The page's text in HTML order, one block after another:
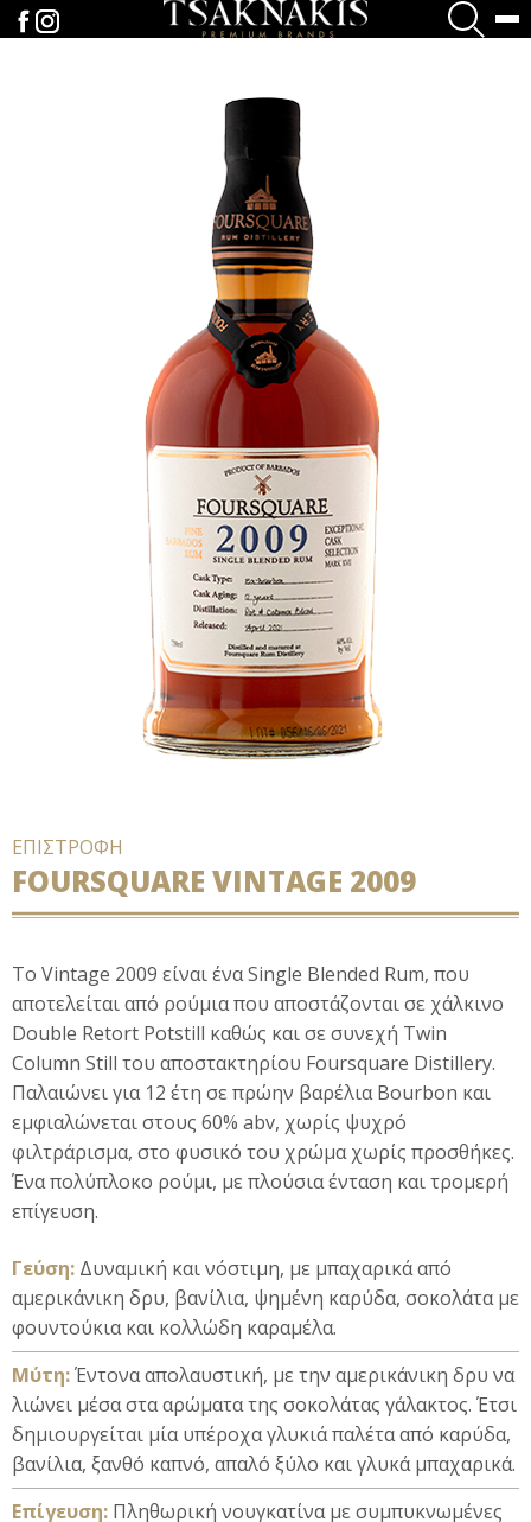
ΕΠΙΣΤΡΟΦΗ
FOURSQUARE VINTAGE 2009
Tο Vintage 2009 είναι ένα Single Blended Rum, που
αποτελείται από ρούμια που αποστάζονται σε χάλκινο
Double Retort Potstill καθώς και σε συνεχή Twin
Column Still του αποστακτηρίου Foursquare Distillery.
Παλαιώνει για 12 έτη σε πρώην βαρέλια Bourbon και
εμφιαλώνεται στους 60% abv, χωρίς ψυχρό
φιλτράρισμα, στο φυσικό του χρώμα χωρίς προσθήκες.
Ένα πολύπλοκο ρούμι, με πλούσια ένταση και τρομερή
επίγευση.
Γεύση: Δυναμική και νόστιμη, με μπαχαρικά από
αμερικάνικη δρυ, βανίλια, ψημένη καρύδα, σοκολάτα με
φουντούκια και κολλώδη καραμέλα.
Μύτη:Έντονα απολαυστική, με την αμερικάνικη δρυ να
λιώνει μέσα στα αρώματα της σοκολάτας γάλακτος. Έτσι
δημιουργείται μία υπέροχα γλυκιά παλέτα από καρύδα,
βανίλια, ξανθό καπνό, απαλό ξύλο και γλυκά μπαχαρικά.
Επίγευση: Πληθωρική νουγκατίνα με συμπυκνωμένες